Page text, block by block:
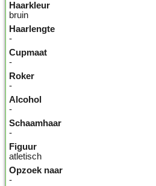
Haarkleur
bruin
Haarlengte
-
Cupmaat
-
Roker
-
Alcohol
-
Schaamhaar
-
Figuur
atletisch
Opzoek naar
-